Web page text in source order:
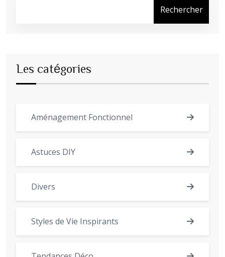
Rechercher
Les catégories
Aménagement Fonctionnel
Astuces DIY
Divers
Styles de Vie Inspirants